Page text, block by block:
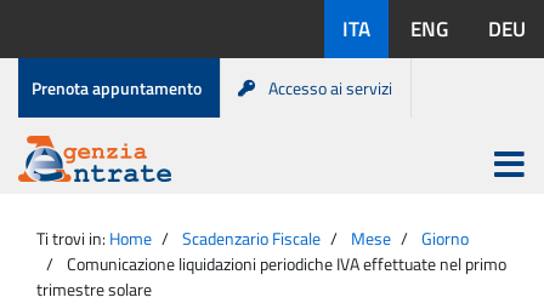
contenuto
disponibili:
ITA ENG DEU
Menu
di
servizio
Prenota appuntamento Accesso ai servizi
Agenzia
Entrate
Apri
menu
principale
Ti trovi in: Home Scadenzario Fiscale Mese
Giorno
Comunicazione liquidazioni periodiche IVA effettuate nel primo
trimestre solare